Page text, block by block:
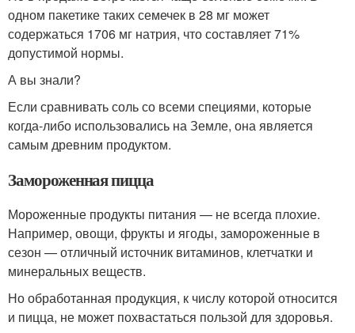
одном пакетике таких семечек в 28 мг может
содержаться 1706 мг натрия, что составляет 71%
допустимой нормы.
А вы знали?
Если сравнивать соль со всеми специями, которые
когда-либо использовались на Земле, она является
самым древним продуктом.
Замороженная пицца
Мороженные продукты питания — не всегда плохие.
Например, овощи, фрукты и ягоды, замороженные в
сезон — отличный источник витаминов, клетчатки и
минеральных веществ.
Но обработанная продукция, к числу которой относится
и пицца, не может похвастаться пользой для здоровья.